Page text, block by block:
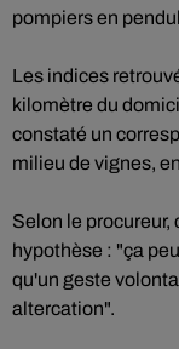
pompiers en
Les indices
kilomètre du
constaté un
milieu de vignes,
Selon le
hypothèse : "ça
qu'un geste
altercation".